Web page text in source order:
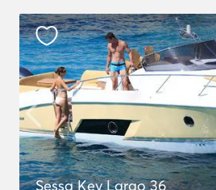
Sessa Key Largo 36